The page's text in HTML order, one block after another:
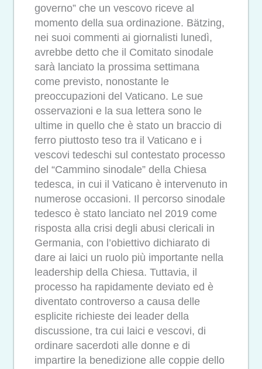
governo” che un vescovo riceve al
momento della sua ordinazione. Bätzing,
nei suoi commenti ai giornalisti lunedì,
avrebbe detto che il Comitato sinodale
sarà lanciato la prossima settimana
come previsto, nonostante le
preoccupazioni del Vaticano. Le sue
osservazioni e la sua lettera sono le
ultime in quello che è stato un braccio di
ferro piuttosto teso tra il Vaticano e i
vescovi tedeschi sul contestato processo
del “Cammino sinodale” della Chiesa
tedesca, in cui il Vaticano è intervenuto in
numerose occasioni. Il percorso sinodale
tedesco è stato lanciato nel 2019 come
risposta alla crisi degli abusi clericali in
Germania, con l’obiettivo dichiarato di
dare ai laici un ruolo più importante nella
leadership della Chiesa. Tuttavia, il
processo ha rapidamente deviato ed è
diventato controverso a causa delle
esplicite richieste dei leader della
discussione, tra cui laici e vescovi, di
ordinare sacerdoti alle donne e di
impartire la benedizione alle coppie dello